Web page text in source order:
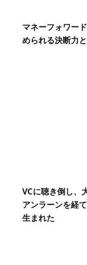
マネーフォワー
められる決断力
VCに聴き倒し、
アンラーンを経
生まれた